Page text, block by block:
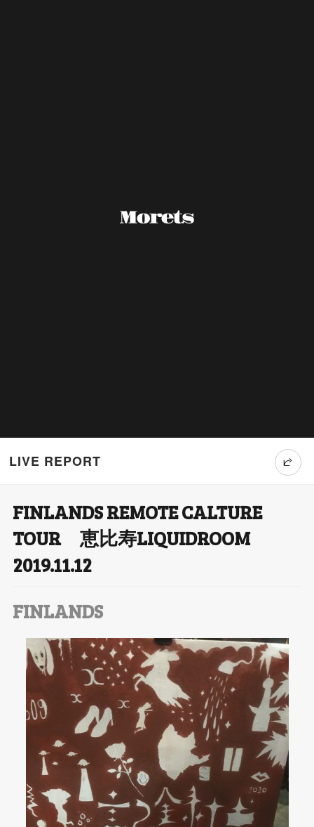
LIVE REPORT
T
wi
tt
er
FINLANDS REMOTE CALTURE
TOUR 恵比寿LIQUIDROOM
2019.11.12
FINLANDS